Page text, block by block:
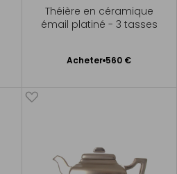
Théière en céramique
émail platiné - 3 tasses
Acheter 560 €
Ajouter